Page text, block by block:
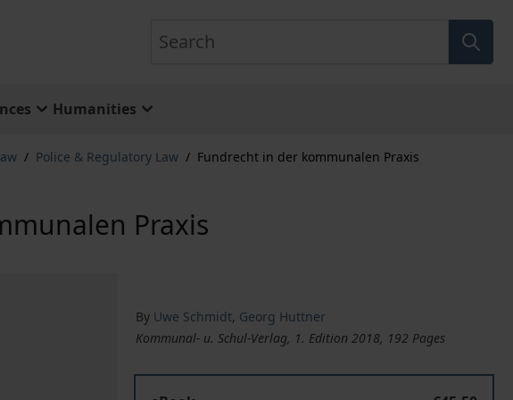
Humanities
/ Police & Regulatory Law / Fundrecht in der kommunalen Praxis
Praxis
By Uwe Schmidt, Georg Huttner
Kommunal- u. Schul-Verlag, 1. Edition 2018, 192 Pages